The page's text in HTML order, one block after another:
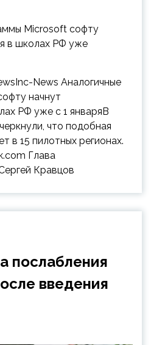
News Аналогичные
начнут
РФ уже с 1 январяВ
что подобная
в 15 пилотных регионах.
Глава
Кравцов
послабления
введения